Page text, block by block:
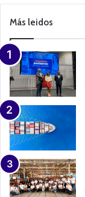
m
a
n
Más leidos